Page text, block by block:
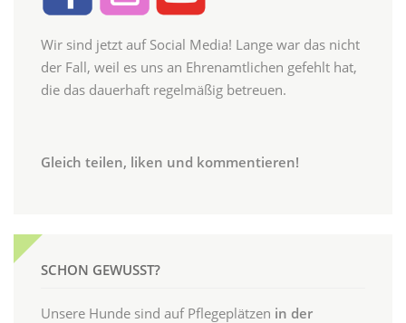
Wir sind jetzt auf Social Media! Lange war das nicht
der Fall, weil es uns an Ehrenamtlichen gefehlt hat,
die das dauerhaft regelmäßig betreuen.
Gleich teilen, liken und kommentieren!
SCHON GEWUSST?
Unsere Hunde sind auf Pflegeplätzen in der